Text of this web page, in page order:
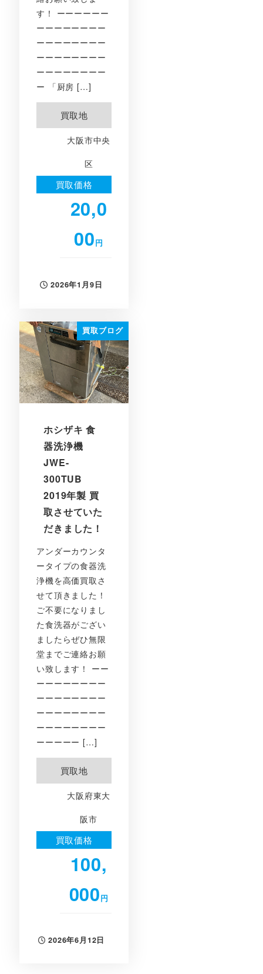
す！ ーーーーーー
ーーーーーーーー
ーーーーーーーー
ーーーーーーーー
ーーーーーーーー
ー 「厨房 […]
買取地
大阪市中央
区
買取価格
20,0
00円
投稿日
2026年1月9日
買取ブログ
ホシザキ 食
器洗浄機
JWE-
300TUB
2019年製 買
取させていた
だきました！
アンダーカウンタ
ータイプの食器洗
浄機を高価買取さ
せて頂きました！
ご不要になりまし
た食洗器がござい
ましたらぜひ無限
堂までご連絡お願
い致します！ ーー
ーーーーーーーー
ーーーーーーーー
ーーーーーーーー
ーーーーーーーー
ーーーーー […]
買取地
大阪府東大
阪市
買取価格
100,
000円
投稿日
2026年6月12日